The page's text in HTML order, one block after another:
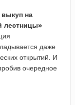
на
лестницы»
даже
открытий. И
очередное